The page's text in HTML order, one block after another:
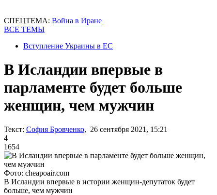
СПЕЦТЕМА: Война в Иране
ВСЕ ТЕМЫ
Вступление Украины в ЕС
В Исландии впервые в
парламенте будет больше
женщин, чем мужчин
Текст: София Бровченко, 26 сентября 2021, 15:21
4
1654
Фото: cheapoair.com
В Исландии впервые в истории женщин-депутаток будет
больше, чем мужчин